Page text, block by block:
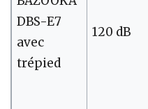
DBS-E7
avec
trépied
120 dB